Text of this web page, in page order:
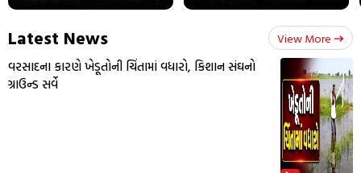
Latest News View More
વરસાદના કારણે ખેડૂતોની ચિંતામાં વધારો, કિશાન સંઘનો
ગ્રાઉન્ડ સર્વે